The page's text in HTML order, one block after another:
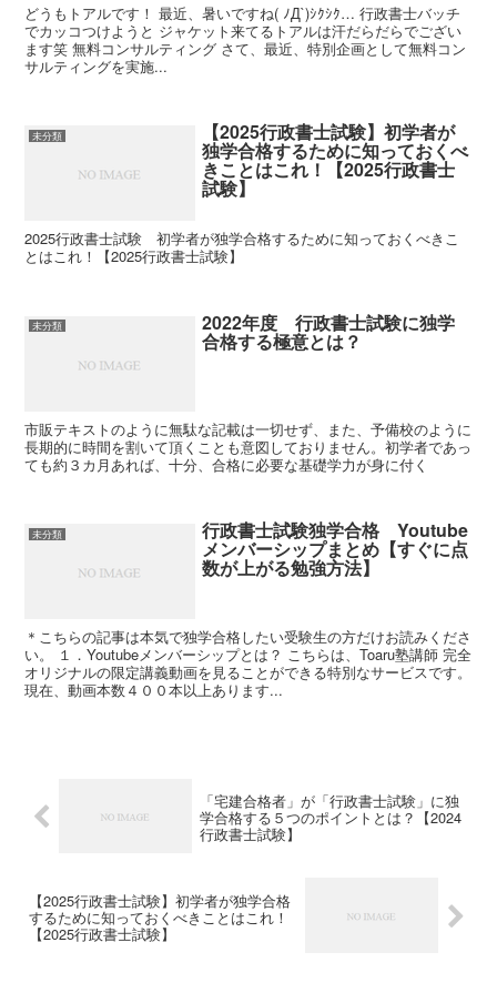
どうもトアルです！ 最近、暑いですね( ﾉД`)ｼｸｼｸ… 行政書士バッチ
でカッコつけようと ジャケット来てるトアルは汗だらだらでござい
ます笑 無料コンサルティング さて、最近、特別企画として無料コン
サルティングを実施...
未分類 【2025行政書士試験】初学者が
独学合格するために知っておくべ
きことはこれ！【2025行政書士
試験】
2025行政書士試験 初学者が独学合格するために知っておくべきこ
とはこれ！【2025行政書士試験】
未分類 2022年度 行政書士試験に独学
合格する極意とは？
市販テキストのように無駄な記載は一切せず、また、予備校のように
長期的に時間を割いて頂くことも意図しておりません。初学者であっ
ても約３カ月あれば、十分、合格に必要な基礎学力が身に付く
未分類 行政書士試験独学合格 Youtube
メンバーシップまとめ【すぐに点
数が上がる勉強方法】
＊こちらの記事は本気で独学合格したい受験生の方だけお読みくださ
い。 １．Youtubeメンバーシップとは？ こちらは、Toaru塾講師 完全
オリジナルの限定講義動画を見ることができる特別なサービスです。
現在、動画本数４００本以上あります...
「宅建合格者」が「行政書士試験」に独
学合格する５つのポイントとは？【2024
行政書士試験】
【2025行政書士試験】初学者が独学合格
するために知っておくべきことはこれ！
【2025行政書士試験】